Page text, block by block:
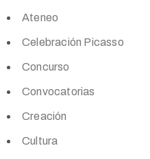
Ateneo
Celebración Picasso
Concurso
Convocatorias
Creación
Cultura